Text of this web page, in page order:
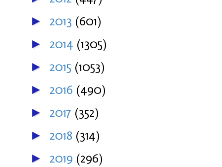
► 2013 (601)
► 2014 (1305)
► 2015 (1053)
► 2016 (490)
► 2017 (352)
► 2018 (314)
► 2019 (296)